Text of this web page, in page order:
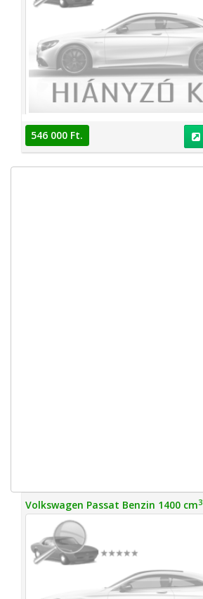
546 000 Ft.
Volkswagen Passat Benzin 1400 cm3